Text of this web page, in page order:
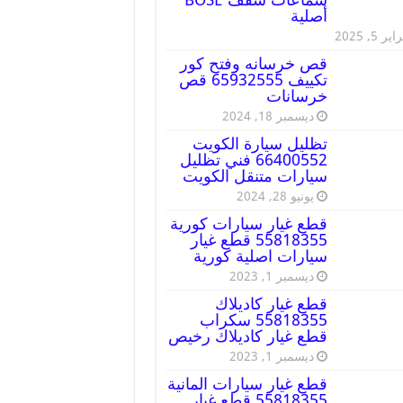
أصلية
5, 2025
قص خرسانه وفتح كور
تكييف 65932555 قص
خرسانات
ديسمبر 18, 2024
تظليل سيارة الكويت
66400552 فني تظليل
سيارات متنقل الكويت
يونيو 28, 2024
قطع غيار سيارات كورية
55818355 قطع غيار
سيارات اصلية كورية
ديسمبر 1, 2023
قطع غيار كاديلاك
55818355 سكراب
قطع غيار كاديلاك رخيص
ديسمبر 1, 2023
قطع غيار سيارات المانية